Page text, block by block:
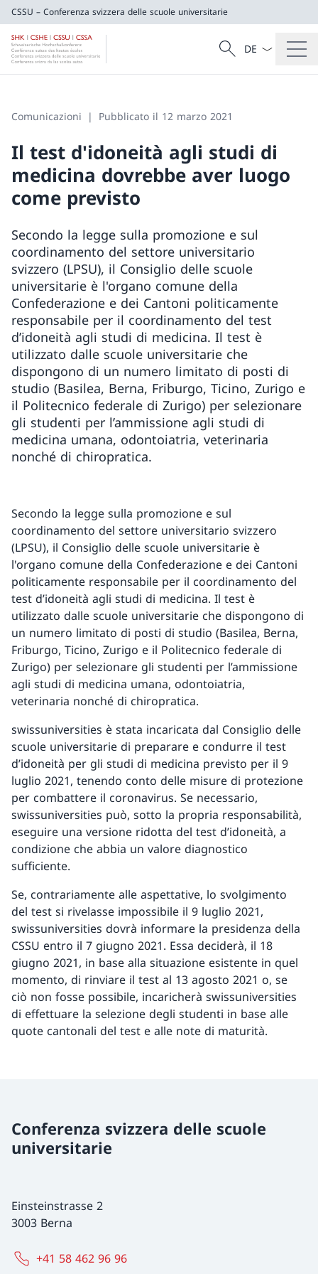
CSSU – Conferenza svizzera delle scuole universitarie
CSSU – Conferenza svizzera delle scuole
Cercare
Ricerca
Dal menu a
Comunicazioni Pubblicato il 12 marzo 2021
Il test d'idoneità agli studi di
medicina dovrebbe aver luogo
come previsto
Secondo la legge sulla promozione e sul
coordinamento del settore universitario
svizzero (LPSU), il Consiglio delle scuole
universitarie è l'organo comune della
Confederazione e dei Cantoni politicamente
responsabile per il coordinamento del test
d’idoneità agli studi di medicina. Il test è
utilizzato dalle scuole universitarie che
dispongono di un numero limitato di posti di
studio (Basilea, Berna, Friburgo, Ticino, Zurigo e
il Politecnico federale di Zurigo) per selezionare
gli studenti per l’ammissione agli studi di
medicina umana, odontoiatria, veterinaria
nonché di chiropratica.
Secondo la legge sulla promozione e sul
coordinamento del settore universitario svizzero
(LPSU), il Consiglio delle scuole universitarie è
l'organo comune della Confederazione e dei Cantoni
politicamente responsabile per il coordinamento del
test d’idoneità agli studi di medicina. Il test è
utilizzato dalle scuole universitarie che dispongono di
un numero limitato di posti di studio (Basilea, Berna,
Friburgo, Ticino, Zurigo e il Politecnico federale di
Zurigo) per selezionare gli studenti per l’ammissione
agli studi di medicina umana, odontoiatria,
veterinaria nonché di chiropratica.
swissuniversities è stata incaricata dal Consiglio delle
scuole universitarie di preparare e condurre il test
d’idoneità per gli studi di medicina previsto per il 9
luglio 2021, tenendo conto delle misure di protezione
per combattere il coronavirus. Se necessario,
swissuniversities può, sotto la propria responsabilità,
eseguire una versione ridotta del test d’idoneità, a
condizione che abbia un valore diagnostico
sufficiente.
Se, contrariamente alle aspettative, lo svolgimento
del test si rivelasse impossibile il 9 luglio 2021,
swissuniversities dovrà informare la presidenza della
CSSU entro il 7 giugno 2021. Essa deciderà, il 18
giugno 2021, in base alla situazione esistente in quel
momento, di rinviare il test al 13 agosto 2021 o, se
ciò non fosse possibile, incaricherà swissuniversities
di effettuare la selezione degli studenti in base alle
quote cantonali del test e alle note di maturità.
Conferenza svizzera delle scuole
universitarie
Einsteinstrasse 2
3003 Berna
+41 58 462 96 96